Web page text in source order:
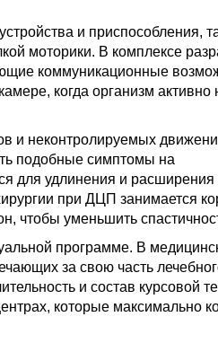
и приспособления,
моторики. В комплексе
коммуникационные
когда организм активно
и неконтролируемых
подобные симптомы на
для удлинения и
при ДЦП занимается
чтобы уменьшить
программе. В
за свою часть
и состав курсовой
которые максимально